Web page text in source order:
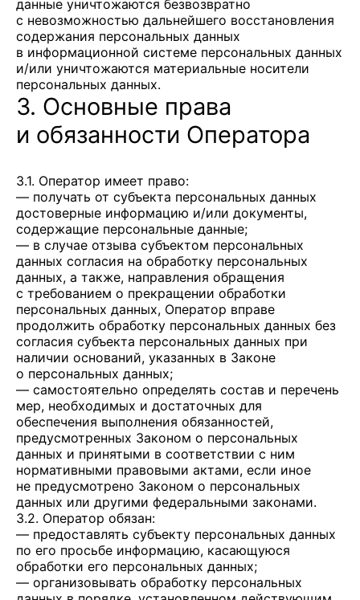
данные уничтожаются безвозвратно
с невозможностью дальнейшего восстановления
содержания персональных данных
в информационной системе персональных данных
и/или уничтожаются материальные носители
персональных данных.
3. Основные права
и обязанности Оператора
3.1. Оператор имеет право:
— получать от субъекта персональных данных
достоверные информацию и/или документы,
содержащие персональные данные;
— в случае отзыва субъектом персональных
данных согласия на обработку персональных
данных, а также, направления обращения
с требованием о прекращении обработки
персональных данных, Оператор вправе
продолжить обработку персональных данных без
согласия субъекта персональных данных при
наличии оснований, указанных в Законе
о персональных данных;
— самостоятельно определять состав и перечень
мер, необходимых и достаточных для
обеспечения выполнения обязанностей,
предусмотренных Законом о персональных
данных и принятыми в соответствии с ним
нормативными правовыми актами, если иное
не предусмотрено Законом о персональных
данных или другими федеральными законами.
3.2. Оператор обязан:
— предоставлять субъекту персональных данных
по его просьбе информацию, касающуюся
обработки его персональных данных;
— организовывать обработку персональных